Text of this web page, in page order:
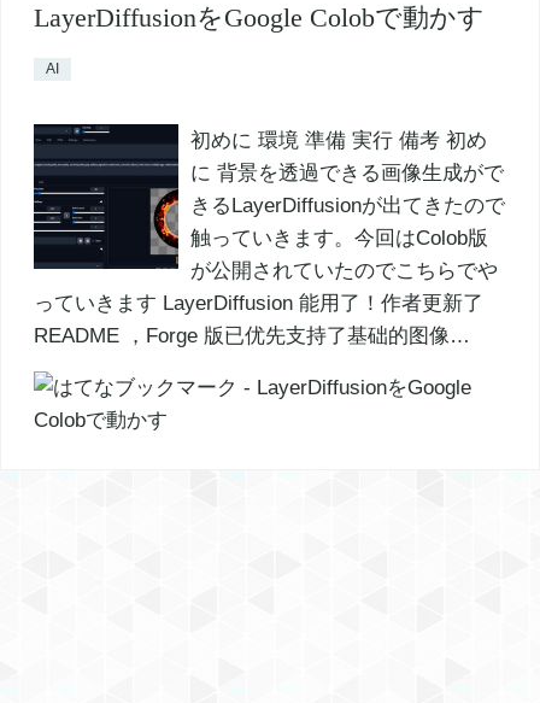
LayerDiffusionをGoogle Colobで動かす
AI
初めに 環境 準備 実行 備考 初め
に 背景を透過できる画像生成がで
きるLayerDiffusionが出てきたので
触っていきます。今回はColob版
が公開されていたのでこちらでや
っていきます LayerDiffusion 能用了！作者更新了
README ，Forge 版已优先支持了基础的图像…